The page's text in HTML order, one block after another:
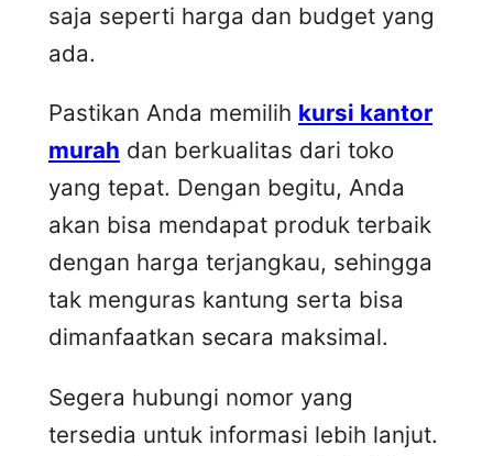
saja seperti harga dan budget yang
ada.
Pastikan Anda memilih kursi kantor
murah dan berkualitas dari toko
yang tepat. Dengan begitu, Anda
akan bisa mendapat produk terbaik
dengan harga terjangkau, sehingga
tak menguras kantung serta bisa
dimanfaatkan secara maksimal.
Segera hubungi nomor yang
tersedia untuk informasi lebih lanjut.